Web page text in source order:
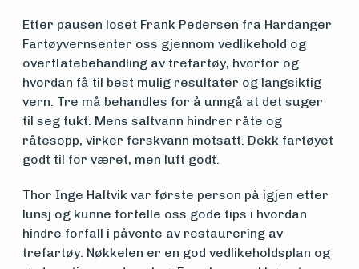
Etter pausen loset Frank Pedersen fra Hardanger
Fartøyvernsenter oss gjennom vedlikehold og
overflatebehandling av trefartøy, hvorfor og
hvordan få til best mulig resultater og langsiktig
vern. Tre må behandles for å unngå at det suger
til seg fukt. Mens saltvann hindrer råte og
råtesopp, virker ferskvann motsatt. Dekk fartøyet
godt til for været, men luft godt.
Thor Inge Haltvik var første person på igjen etter
lunsj og kunne fortelle oss gode tips i hvordan
hindre forfall i påvente av restaurering av
trefartøy. Nøkkelen er en god vedlikeholdsplan og